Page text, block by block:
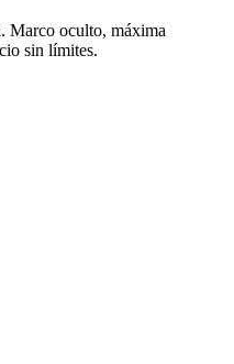
Marco oculto, máxima
sin límites.